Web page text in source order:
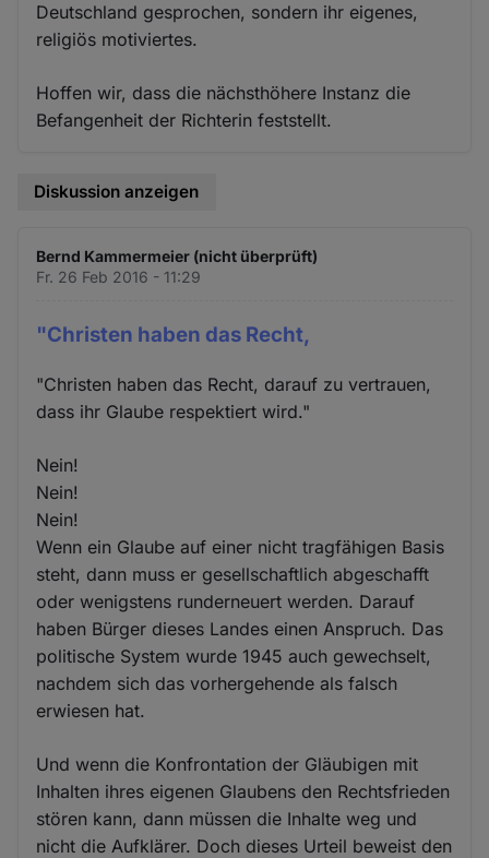
Deutschland gesprochen, sondern ihr eigenes,
religiös motiviertes.
Hoffen wir, dass die nächsthöhere Instanz die
Befangenheit der Richterin feststellt.
Diskussion anzeigen
Bernd Kammermeier (nicht überprüft)
Fr. 26 Feb 2016 - 11:29
"Christen haben das Recht,
"Christen haben das Recht, darauf zu vertrauen,
dass ihr Glaube respektiert wird."
Nein!
Nein!
Nein!
Wenn ein Glaube auf einer nicht tragfähigen Basis
steht, dann muss er gesellschaftlich abgeschafft
oder wenigstens runderneuert werden. Darauf
haben Bürger dieses Landes einen Anspruch. Das
politische System wurde 1945 auch gewechselt,
nachdem sich das vorhergehende als falsch
erwiesen hat.
Und wenn die Konfrontation der Gläubigen mit
Inhalten ihres eigenen Glaubens den Rechtsfrieden
stören kann, dann müssen die Inhalte weg und
nicht die Aufklärer. Doch dieses Urteil beweist den